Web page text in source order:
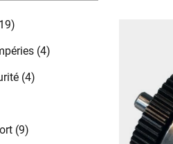
(4)
(4)
(9)